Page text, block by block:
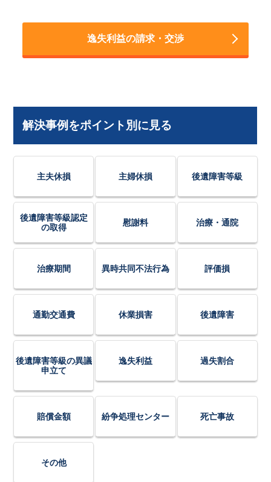
逸失利益の請求・交渉
解決事例をポイント別に見る
主夫休損 主婦休損 後遺障害等級
後遺障害等級認定
の取得
慰謝料 治療・通院
治療期間 異時共同不法行為 評価損
通勤交通費 休業損害 後遺障害
後遺障害等級の異議
申立て
逸失利益 過失割合
賠償金額 紛争処理センター 死亡事故
その他